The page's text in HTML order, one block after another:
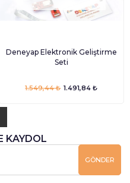
Deneyap Elektronik Geliştirme
Seti
1.491,84 ₺
1.549,44 ₺
KAYDOL
GÖNDER